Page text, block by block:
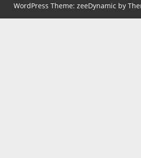
WordPress Theme: zeeDynamic by